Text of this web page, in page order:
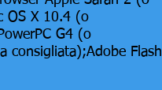
OS X 10.4 (o
G4 (o
consigliata);Adobe Flash